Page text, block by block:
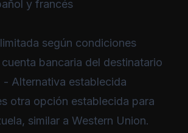
y francés
según condiciones
bancaria del destinatario
- Alternativa establecida
otra opción establecida para
similar a Western Union.